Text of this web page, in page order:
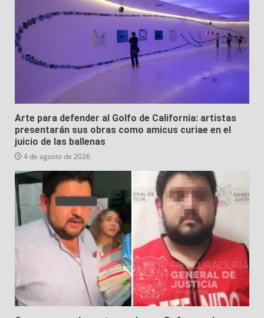
Arte para defender al Golfo de California: artistas
presentarán sus obras como amicus curiae en el
juicio de las ballenas
4 de agosto de 2026